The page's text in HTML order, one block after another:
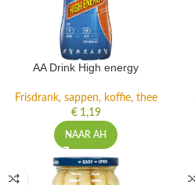
AA Drink High energy
Frisdrank, sappen, koffie, thee
€1,19
NAAR AH